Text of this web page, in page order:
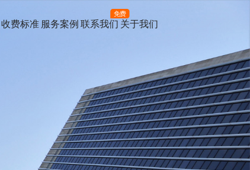
收费标准 服务案例 联系我们
免费
关于我们